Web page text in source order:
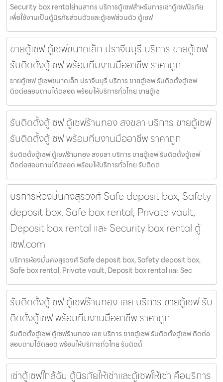
Security box rentalย่านสาทร บริการตู้เซฟสำหรับการเช่าตู้เซฟนิรภัย
เพื่อใช้งานเป็นตู้นิรภัยส่วนตัวและตู้เซฟส่วนตัว ตู้เซฟ
ขายตู้เซฟ ตู้เซฟขนาดเล็ก ปราจีนบุรี บริการ ขายตู้เซฟ
รับติดตั้งตู้เซฟ พร้อมทีมงานมืออาชีพ ราคาถูก
ขายตู้เซฟ ตู้เซฟขนาดเล็ก ปราจีนบุรี บริการ ขายตู้เซฟ รับติดตั้งตู้เซฟ
ติดต่อสอบถามได้ตลอด พร้อมให้บริการทั่วไทย ขายตู้เซ
รับติดตั้งตู้เซฟ ตู้เซฟร้านทอง สงขลา บริการ ขายตู้เซฟ
รับติดตั้งตู้เซฟ พร้อมทีมงานมืออาชีพ ราคาถูก
รับติดตั้งตู้เซฟ ตู้เซฟร้านทอง สงขลา บริการ ขายตู้เซฟ รับติดตั้งตู้เซฟ
ติดต่อสอบถามได้ตลอด พร้อมให้บริการทั่วไทย รับติดต
บริการห้องมั่นคงสุรวงศ์ Safe deposit box, Safety
deposit box, Safe box rental, Private vault,
Deposit box rental และ Security box rental ตู้
เซฟ.com
บริการห้องมั่นคงสุรวงศ์ Safe deposit box, Safety deposit box,
Safe box rental, Private vault, Deposit box rental และ Sec
รับติดตั้งตู้เซฟ ตู้เซฟร้านทอง เลย บริการ ขายตู้เซฟ รับ
ติดตั้งตู้เซฟ พร้อมทีมงานมืออาชีพ ราคาถูก
รับติดตั้งตู้เซฟ ตู้เซฟร้านทอง เลย บริการ ขายตู้เซฟ รับติดตั้งตู้เซฟ ติดต่อ
สอบถามได้ตลอด พร้อมให้บริการทั่วไทย รับติดตั้
เช่าตู้เซฟใกล้ฉัน ตู้นิรภัยให้เช่าและตู้เซฟให้เช่า คือบริการ